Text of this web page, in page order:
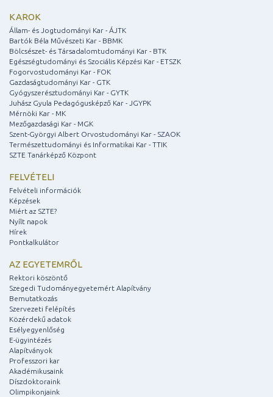
KAROK
Állam- és Jogtudományi Kar - ÁJTK
Bartók Béla Művészeti Kar - BBMK
Bölcsészet- és Társadalomtudományi Kar - BTK
Egészségtudományi és Szociális Képzési Kar - ETSZK
Fogorvostudományi Kar - FOK
Gazdaságtudományi Kar - GTK
Gyógyszerésztudományi Kar - GYTK
Juhász Gyula Pedagógusképző Kar - JGYPK
Mérnöki Kar - MK
Mezőgazdasági Kar - MGK
Szent-Györgyi Albert Orvostudományi Kar - SZAOK
Természettudományi és Informatikai Kar - TTIK
SZTE Tanárképző Központ
FELVÉTELI
Felvételi információk
Képzések
Miért az SZTE?
Nyílt napok
Hírek
Pontkalkulátor
AZ EGYETEMRŐL
Rektori köszöntő
Szegedi Tudományegyetemért Alapítvány
Bemutatkozás
Szervezeti felépítés
Közérdekű adatok
Esélyegyenlőség
E-ügyintézés
Alapítványok
Professzori kar
Akadémikusaink
Díszdoktoraink
Olimpikonjaink